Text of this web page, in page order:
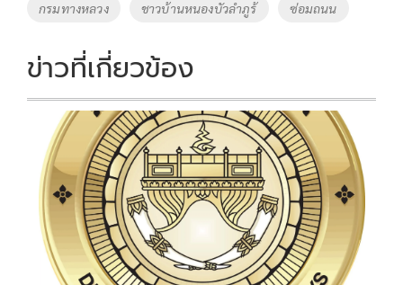
k k
Tags
กรมทางหลวง ชาวบ้านหนองบัวลำภูร้ ซ่อมถนน
ข่าวที่เกี่ยวข้อง